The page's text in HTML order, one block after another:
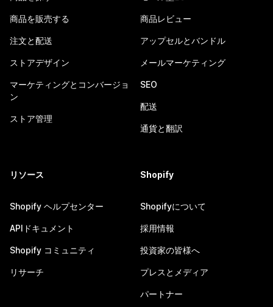
商品を販売する
注文と配送
ストアデザイン
マーケティングとコンバージョ
ン
ストア管理
商品レビュー
アップセルとバンドル
メールマーケティング
SEO
配送
通貨と翻訳
リソース
Shopify ヘルプセンター
APIドキュメント
Shopify コミュニティ
リサーチ
Shopify
Shopifyについて
採用情報
投資家の皆様へ
プレスとメディア
パートナー